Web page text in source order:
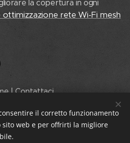
la copertura in ogni
ottimizzazione rete Wi-Fi mesh
|Contattaci
di Coppolella Sebastiano
il corretto funzionamento
sito web e per offrirti la migliore